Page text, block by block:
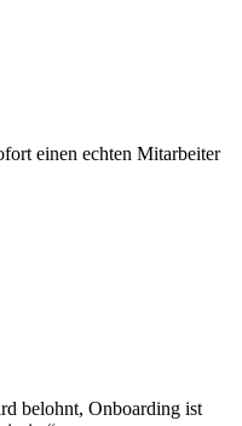
einen echten Mitarbeiter
belohnt, Onboarding ist